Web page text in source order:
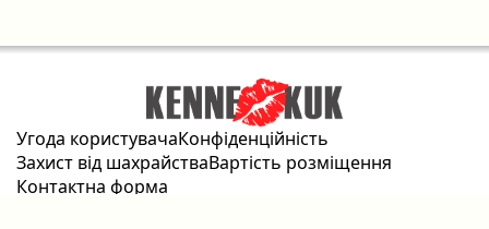
Угода користувачаКонфіденційність
Захист від шахрайстваВартість розміщення
Контактна форма